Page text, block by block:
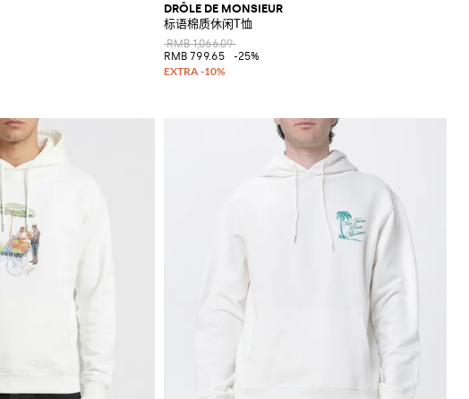
DRÔLE DE MONSIEUR
标语棉质休闲T恤
RMB 1,066.09
RMB 799.65
-25%